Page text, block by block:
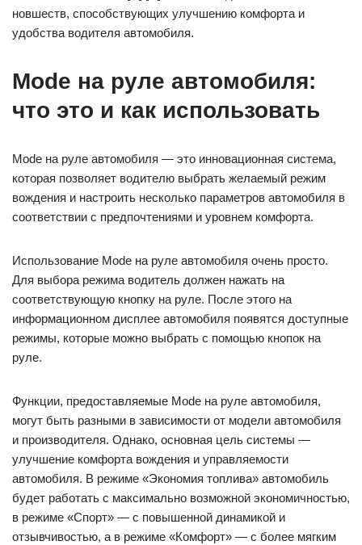
новшеств, способствующих улучшению комфорта и
удобства водителя автомобиля.
Mode на руле автомобиля:
что это и как использовать
Mode на руле автомобиля — это инновационная система,
которая позволяет водителю выбрать желаемый режим
вождения и настроить несколько параметров автомобиля в
соответствии с предпочтениями и уровнем комфорта.
Использование Mode на руле автомобиля очень просто.
Для выбора режима водитель должен нажать на
соответствующую кнопку на руле. После этого на
информационном дисплее автомобиля появятся доступные
режимы, которые можно выбрать с помощью кнопок на
руле.
Функции, предоставляемые Mode на руле автомобиля,
могут быть разными в зависимости от модели автомобиля
и производителя. Однако, основная цель системы —
улучшение комфорта вождения и управляемости
автомобиля. В режиме «Экономия топлива» автомобиль
будет работать с максимально возможной экономичностью,
в режиме «Спорт» — с повышенной динамикой и
отзывчивостью, а в режиме «Комфорт» — с более мягким